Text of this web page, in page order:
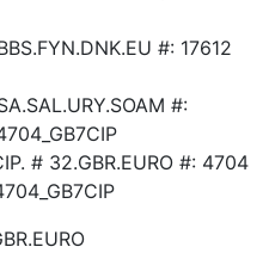
#: 17612
#:
# 32.GBR.EURO #: 4704